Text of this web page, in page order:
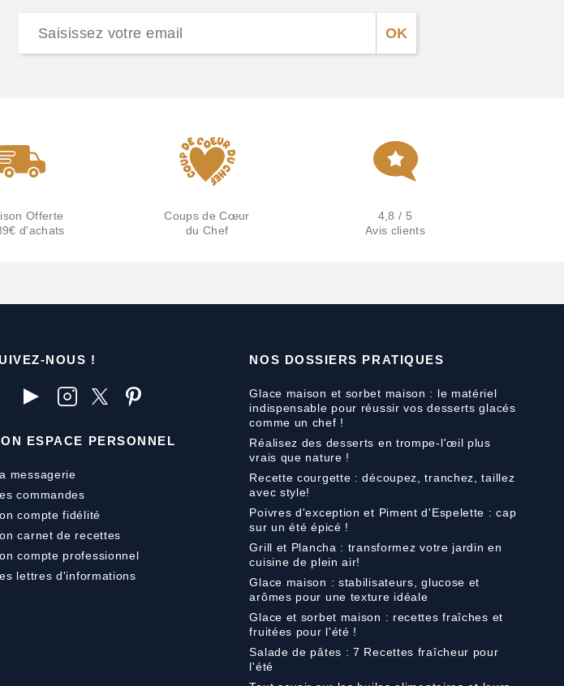
Offerte
d'achats
Coups de Cœur
du Chef
4,8 / 5
Avis clients
NOUS !
ESPACE PERSONNEL
messagerie
commandes
compte fidélité
carnet de recettes
compte professionnel
lettres d'informations
NOS DOSSIERS PRATIQUES
Glace maison et sorbet maison : le matériel
indispensable pour réussir vos desserts glacés
comme un chef !
Réalisez des desserts en trompe-l'œil plus
vrais que nature !
Recette courgette : découpez, tranchez, taillez
avec style!
Poivres d'exception et Piment d'Espelette : cap
sur un été épicé !
Grill et Plancha : transformez votre jardin en
cuisine de plein air!
Glace maison : stabilisateurs, glucose et
arômes pour une texture idéale
Glace et sorbet maison : recettes fraîches et
fruitées pour l'été !
Salade de pâtes : 7 Recettes fraîcheur pour
l'été